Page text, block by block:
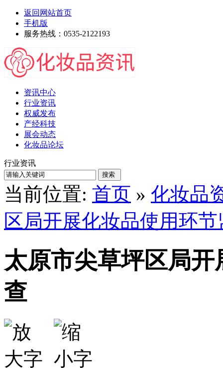
返回网站首页
手机版
服务热线：0535-2122193
资讯中心
行业资讯
权威发布
产经科技
展会动态
化妆品论坛
行业资讯
当前位置: 首页 » 化妆品
区局开展化妆品使用环
太原市尖草坪区局
查